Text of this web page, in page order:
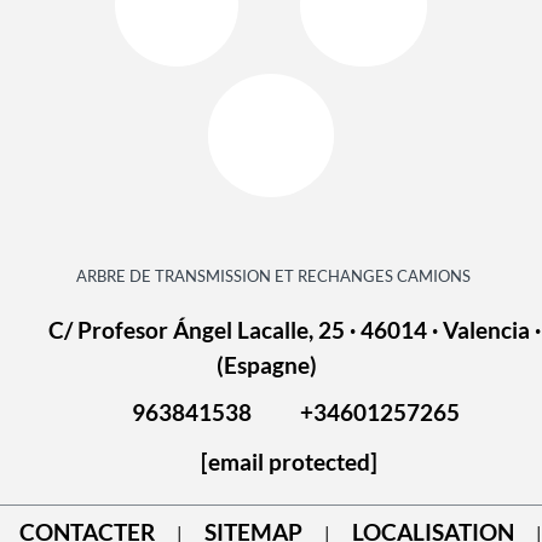
ARBRE DE TRANSMISSION ET RECHANGES CAMIONS
C/ Profesor Ángel Lacalle, 25 · 46014 · Valencia ·
(Espagne)
963841538
+34601257265
[email protected]
CONTACTER | SITEMAP | LOCALISATION |